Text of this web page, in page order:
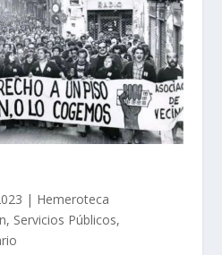
| Hemeroteca
, Servicios Públicos,